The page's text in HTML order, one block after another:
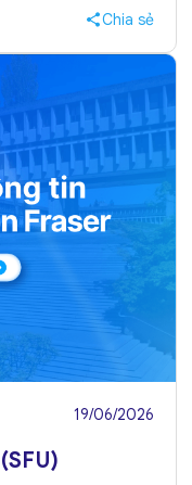
Chia sẻ
19/06/2026